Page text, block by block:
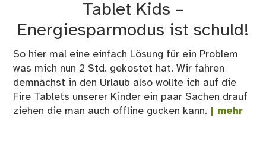
Tablet Kids –
Energiesparmodus ist schuld!
So hier mal eine einfach Lösung für ein Problem
was mich nun 2 Std. gekostet hat. Wir fahren
demnächst in den Urlaub also wollte ich auf die
Fire Tablets unserer Kinder ein paar Sachen drauf
ziehen die man auch offline gucken kann. | mehr